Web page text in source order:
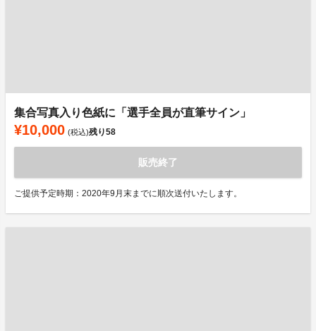
集合写真入り色紙に「選手全員が直筆サイン」
¥10,000 (税込)残り58
販売終了
ご提供予定時期：2020年9月末までに順次送付いたします。